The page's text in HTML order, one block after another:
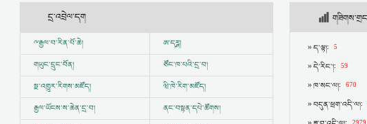
དྲ་འབྲེལ་དག
ྋརྒྱལ་བ་རིན་པོ་ཆེ།
ཨ་དཪྴ།
གཡུང་དྲུང་བོན།
ཙོང་ཁ་པའི་དྲ་བ།
སྔ་འགྱུར་རིགས་མཛོད།
ཝི་ཁེ་རིག་མཛོད།
རྒྱལ་ཡོངས་ས་ཆེན་དྲ་བ།
ནང་བསྟན་དཔེ་ཚོགས།